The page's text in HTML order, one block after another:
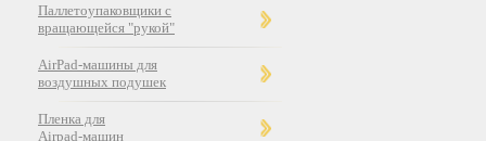
Паллетоупаковщики с
вращающейся "рукой"
AirPad-машины для
воздушных подушек
Пленка для
Airpad-машин